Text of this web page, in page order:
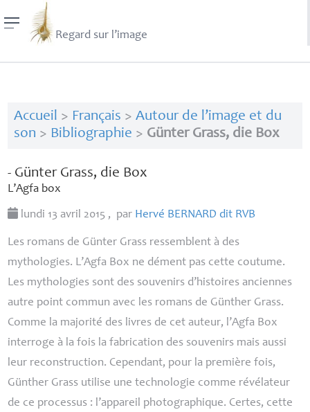
Regard sur l’image
Accueil > Français > Autour de l’image et du
son > Bibliographie > Günter Grass, die Box
- Günter Grass, die Box
L’Agfa box
lundi 13 avril 2015 , par Hervé BERNARD dit RVB
Les romans de Günter Grass ressemblent à des
mythologies. L’Agfa Box ne dément pas cette coutume.
Les mythologies sont des souvenirs d’histoires anciennes
autre point commun avec les romans de Günther Grass.
Comme la majorité des livres de cet auteur, l’Agfa Box
interroge à la fois la fabrication des souvenirs mais aussi
leur reconstruction. Cependant, pour la première fois,
Günther Grass utilise une technologie comme révélateur
de ce processus : l’appareil photographique. Certes, cette